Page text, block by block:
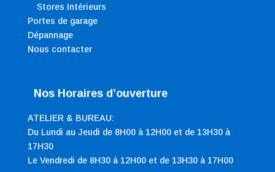
Stores Intérieurs
Portes de garage
Dépannage
Nous contacter
Nos Horaires d’ouverture
ATELIER & BUREAU:
Du Lundi au Jeudi de 8H00 à 12H00 et de 13H30 à
17H30
Le Vendredi de 8H30 à 12H00 et de 13H30 à 17H00